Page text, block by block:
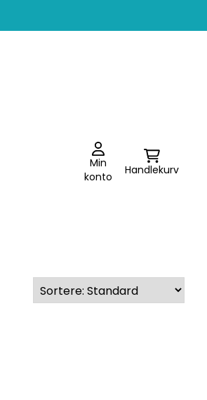
Min
konto
Handlekurv